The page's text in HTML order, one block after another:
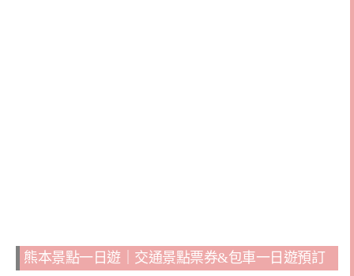
熊本景點一日遊｜交通景點票券&包車一日遊預訂